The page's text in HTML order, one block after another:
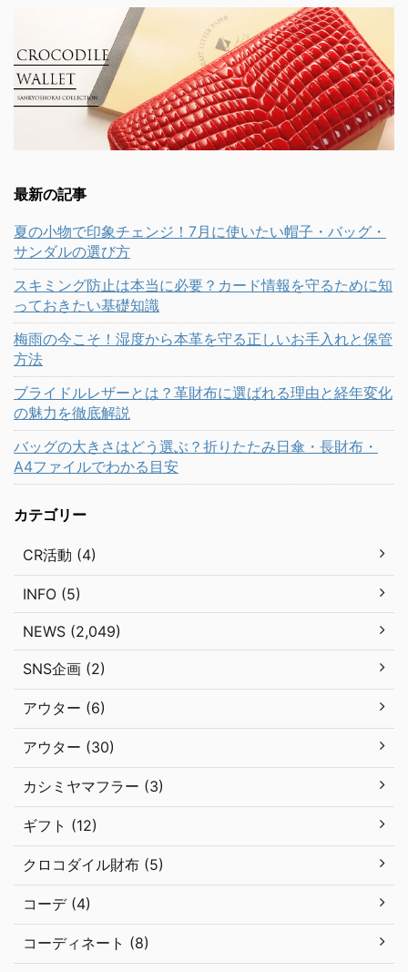
最新の記事
夏の小物で印象チェンジ！7月に使いたい帽子・バッグ・
サンダルの選び方
スキミング防止は本当に必要？カード情報を守るために知
っておきたい基礎知識
梅雨の今こそ！湿度から本革を守る正しいお手入れと保管
方法
ブライドルレザーとは？革財布に選ばれる理由と経年変化
の魅力を徹底解説
バッグの大きさはどう選ぶ？折りたたみ日傘・長財布・
A4ファイルでわかる目安
カテゴリー
CR活動 (4)
INFO (5)
NEWS (2,049)
SNS企画 (2)
アウター (6)
アウター (30)
カシミヤマフラー (3)
ギフト (12)
クロコダイル財布 (5)
コーデ (4)
コーディネート (8)